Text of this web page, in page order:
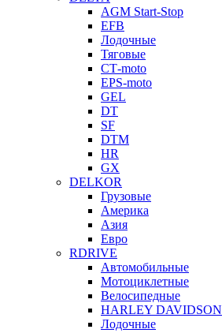
AGM Start-Stop
EFB
Лодочные
Тяговые
СТ-moto
EPS-moto
GEL
DT
SF
DTM
HR
GX
DELKOR
Грузовые
Америка
Азия
Евро
RDRIVE
Автомобильные
Мотоциклетные
Велосипедные
HARLEY DAVIDSON
Лодочные